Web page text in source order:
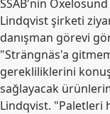
SSAB'nin
Lindqvist şirketi
danışman görevi
"Strängnäs'a
gerekliliklerini
sağlayacak
Lindqvist. "Paletleri